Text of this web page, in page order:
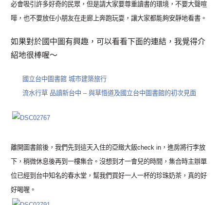
必會吸引許多好奇的民眾，但是請大家要尊重讀書的環境，不要大聲喧
嘩，也不要放任小朋友在走廊上奔跑玩耍，讓大家都能夠安靜地看書。
如果對於國中圖有興趣，可以看看下面的連結，我覺得介
紹地很棒喔～
國立台中圖書館 城市建築旅行
流水行草 品讀新台中 – 與草悟道及國立台中圖書館的初次見面
離開圖書館後，我們先到這天入住的亞緻大飯check in，進房將行李放
下，稍微休息後再到一樓集合。沒想到才一會兒的時間，集合時主辦單
位已經到台中知名的春水堂，幫我們買好一人一杯的珍珠奶茶，真的好
好喝喔。